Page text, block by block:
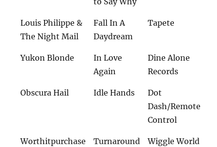
Louis Philippe &
The Night Mail
Fall In A
Daydream
Tapete
Yukon Blonde
In Love
Again
Dine Alone
Records
Obscura Hail Idle Hands
Dot
Dash/Remote
Control
Worthitpurchase Turnaround
Wiggle World